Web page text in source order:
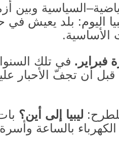
وبين
اليوم: بلد يعيش في
.
. في تلك
أن تجفّ الأحبار
: ليبيا إلى أين؟
بالساعة